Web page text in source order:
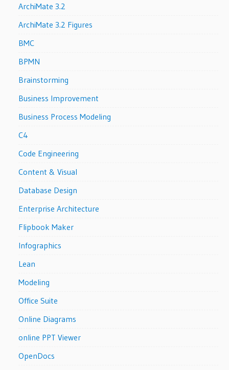
ArchiMate 3.2
ArchiMate 3.2 Figures
BMC
BPMN
Brainstorming
Business Improvement
Business Process Modeling
C4
Code Engineering
Content & Visual
Database Design
Enterprise Architecture
Flipbook Maker
Infographics
Lean
Modeling
Office Suite
Online Diagrams
online PPT Viewer
OpenDocs